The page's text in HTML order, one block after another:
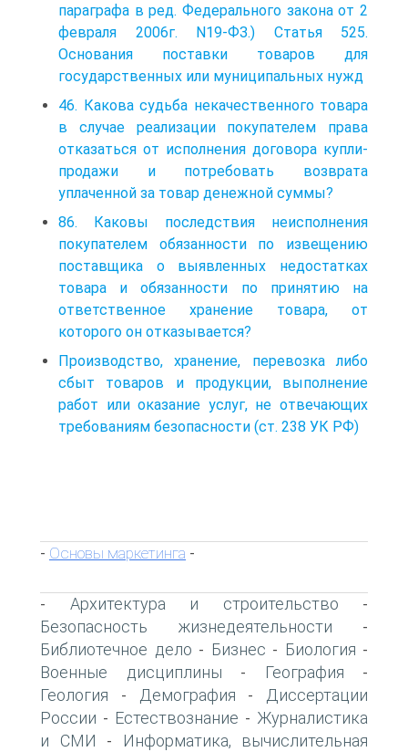
параграфа в ред. Федерального закона от 2
февраля 2006г. N19-ФЗ.) Статья 525.
Основания поставки товаров для
государственных или муниципальных нужд
46. Какова судьба некачественного товара
в случае реализации покупателем права
отказаться от исполнения договора купли-
продажи и потребовать возврата
уплаченной за товар денежной суммы?
86. Каковы последствия неисполнения
покупателем обязанности по извещению
поставщика о выявленных недостатках
товара и обязанности по принятию на
ответственное хранение товара, от
которого он отказывается?
Производство, хранение, перевозка либо
сбыт товаров и продукции, выполнение
работ или оказание услуг, не отвечающих
требованиям безопасности (ст. 238 УК РФ)
- Основы маркетинга -
- Архитектура и строительство -
Безопасность жизнедеятельности -
Библиотечное дело - Бизнес - Биология -
Военные дисциплины - География -
Геология - Демография -
Диссертации
России - Естествознание - Журналистика
и СМИ -
Информатика, вычислительная